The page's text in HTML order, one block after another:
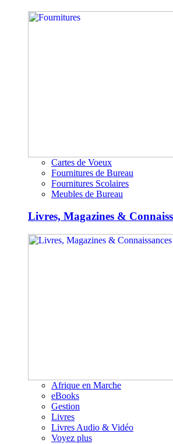
Cartes de Voeux
Fournitures de Bureau
Fournitures Scolaires
Meubles de Bureau
Livres, Magazines &
Afrique en Marche
eBooks
Gestion
Livres
Livres Audio & Vidéo
Voyez plus